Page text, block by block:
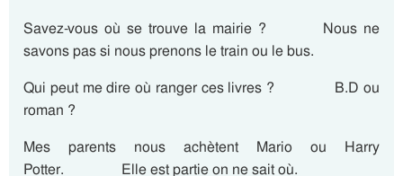
Savez-vous où se trouve la mairie ? Nous ne
savons pas si nous prenons le train ou le bus.
Qui peut me dire où ranger ces livres ? B.D ou
roman ?
Mes parents nous achètent Mario ou Harry
Potter. Elle est partie on ne sait où.